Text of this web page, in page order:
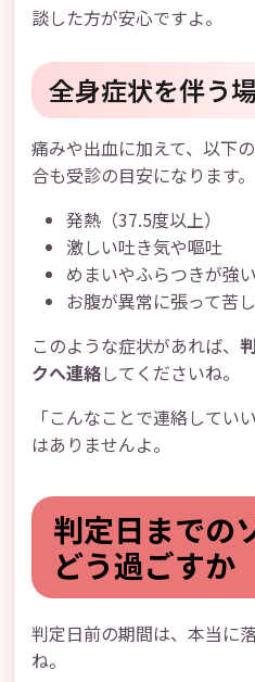
談した方が安心ですよ。
全身症状を伴う
痛みや出血に加えて、以下
合も受診の目安になります。
発熱（37.5度以上）
激しい吐き気や嘔吐
めまいやふらつきが強い
お腹が異常に張って苦
このような症状があれば、
クへ連絡してくださいね。
「こんなことで連絡してい
はありませんよ。
判定日までの
どう過ごすか
判定日前の期間は、本当に
ね。